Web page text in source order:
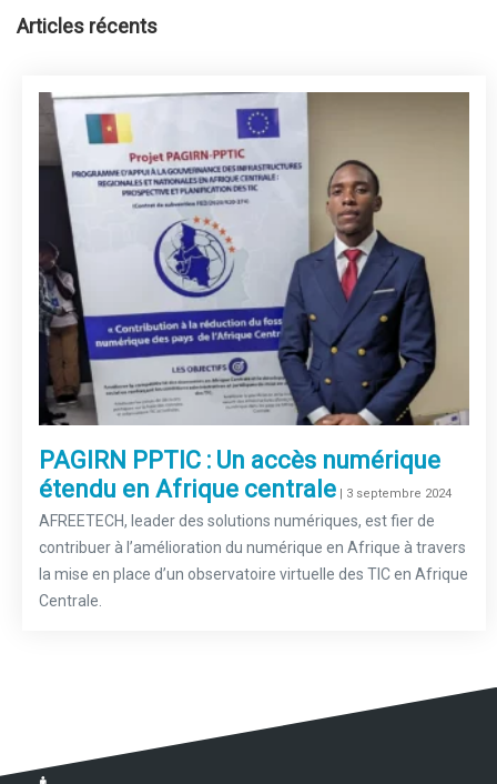
Articles récents
PAGIRN PPTIC : Un accès numérique
étendu en Afrique centrale | 3 septembre 2024
AFREETECH, leader des solutions numériques, est fier de
contribuer à l’amélioration du numérique en Afrique à travers
la mise en place d’un observatoire virtuelle des TIC en Afrique
Centrale.